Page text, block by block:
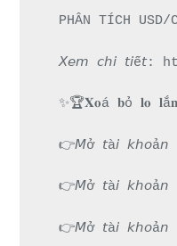
PHÂN TÍCH
𝘟𝘦𝘮 𝘤𝘩𝘪 𝘵𝘪ế𝘵:
✨🏆𝐗𝐨á 𝐛ỏ 𝐥𝐨
👉𝘔ở 𝘵à𝘪
👉𝘔ở 𝘵à𝘪
👉𝘔ở 𝘵à𝘪